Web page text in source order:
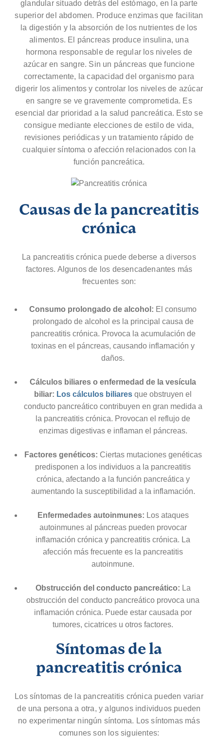
glandular situado detrás del estómago, en la parte
superior del abdomen. Produce enzimas que facilitan
la digestión y la absorción de los nutrientes de los
alimentos. El páncreas produce insulina, una
hormona responsable de regular los niveles de
azúcar en sangre. Sin un páncreas que funcione
correctamente, la capacidad del organismo para
digerir los alimentos y controlar los niveles de azúcar
en sangre se ve gravemente comprometida. Es
esencial dar prioridad a la salud pancreática. Esto se
consigue mediante elecciones de estilo de vida,
revisiones periódicas y un tratamiento rápido de
cualquier síntoma o afección relacionados con la
función pancreática.
Causas de la pancreatitis
crónica
La pancreatitis crónica puede deberse a diversos
factores. Algunos de los desencadenantes más
frecuentes son:
Consumo prolongado de alcohol: El consumo
prolongado de alcohol es la principal causa de
pancreatitis crónica. Provoca la acumulación de
toxinas en el páncreas, causando inflamación y
daños.
Cálculos biliares o enfermedad de la vesícula
biliar: Los cálculos biliares que obstruyen el
conducto pancreático contribuyen en gran medida a
la pancreatitis crónica. Provocan el reflujo de
enzimas digestivas e inflaman el páncreas.
Factores genéticos: Ciertas mutaciones genéticas
predisponen a los individuos a la pancreatitis
crónica, afectando a la función pancreática y
aumentando la susceptibilidad a la inflamación.
Enfermedades autoinmunes: Los ataques
autoinmunes al páncreas pueden provocar
inflamación crónica y pancreatitis crónica. La
afección más frecuente es la pancreatitis
autoinmune.
Obstrucción del conducto pancreático: La
obstrucción del conducto pancreático provoca una
inflamación crónica. Puede estar causada por
tumores, cicatrices u otros factores.
Síntomas de la
pancreatitis crónica
Los síntomas de la pancreatitis crónica pueden variar
de una persona a otra, y algunos individuos pueden
no experimentar ningún síntoma. Los síntomas más
comunes son los siguientes: